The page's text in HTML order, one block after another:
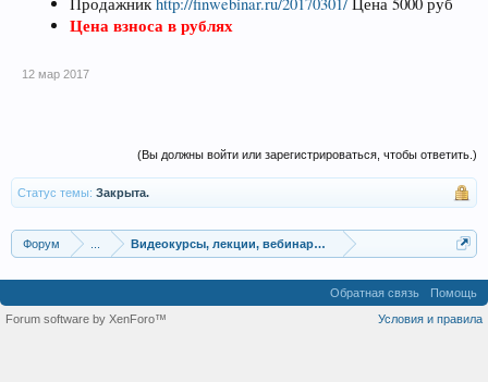
Цена взноса в рублях
12 мар 2017
(Вы должны войти или зарегистрироваться, чтобы ответить.)
Статус темы: Закрыта.
Форум Видеокурсы, лекции, вебинары, учебный материал
Обратная связь
Помощь
Условия и правила
Forum software by XenForo™